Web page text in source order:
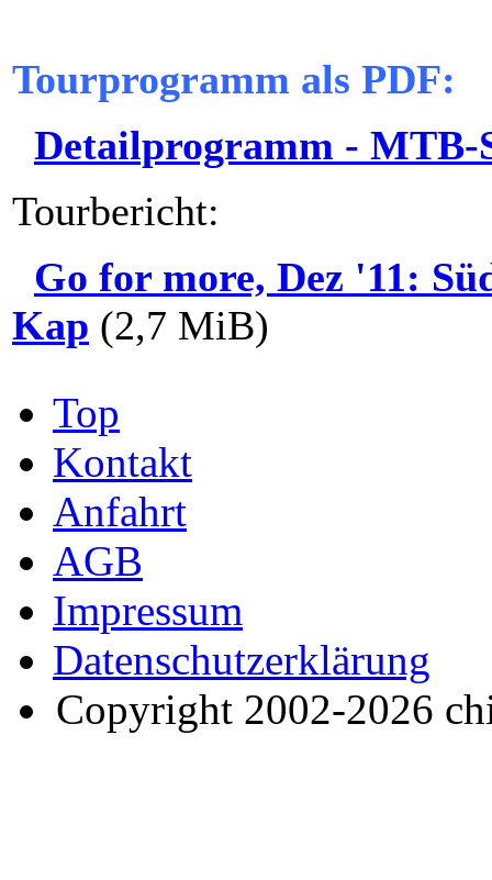
Tourprogramm als PDF:
Detailprogramm - MTB-
Tourbericht:
Go for more, Dez '11:
Kap (2,7 MiB)
Top
Kontakt
Anfahrt
AGB
Impressum
Datenschutzerklärung
Copyright 2002-2026